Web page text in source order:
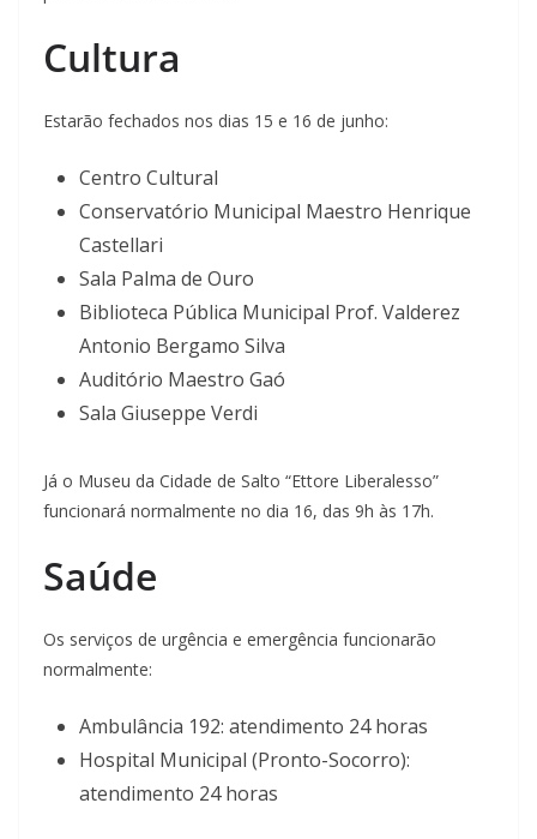
Cultura
Estarão fechados nos dias 15 e 16 de junho:
Centro Cultural
Conservatório Municipal Maestro Henrique
Castellari
Sala Palma de Ouro
Biblioteca Pública Municipal Prof. Valderez
Antonio Bergamo Silva
Auditório Maestro Gaó
Sala Giuseppe Verdi
Já o Museu da Cidade de Salto “Ettore Liberalesso”
funcionará normalmente no dia 16, das 9h às 17h.
Saúde
Os serviços de urgência e emergência funcionarão
normalmente:
Ambulância 192: atendimento 24 horas
Hospital Municipal (Pronto-Socorro):
atendimento 24 horas